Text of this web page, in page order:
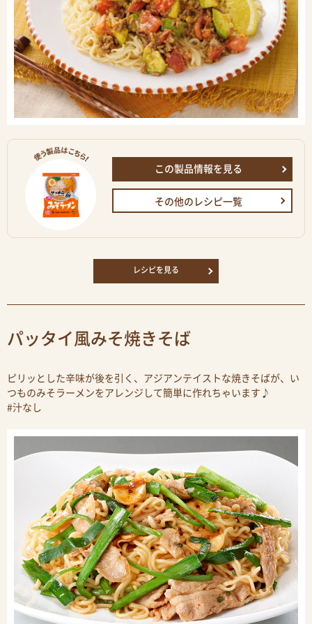
この製品情報を見る
その他のレシピ一覧
レシピを見る
パッタイ風みそ焼きそば
ピリッとした辛味が後を引く、アジアンテイストな焼きそばが、い
つものみそラーメンをアレンジして簡単に作れちゃいます♪
#汁なし